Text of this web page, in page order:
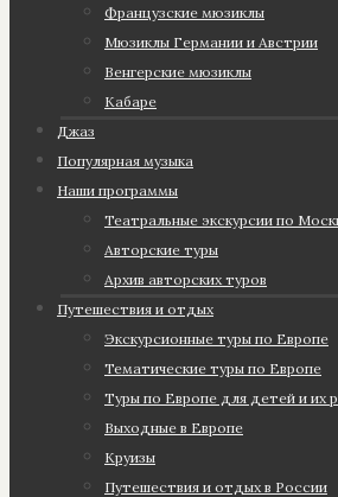
Французские мюзиклы
Мюзиклы Германии и Австрии
Венгерские мюзиклы
Кабаре
Джаз
Популярная музыка
Наши программы
Театральные экскурсии по
Авторские туры
Архив авторских туров
Путешествия и отдых
Экскурсионные туры по Европе
Тематические туры по Европе
Туры по Европе для детей и их
Выходные в Европе
Круизы
Путешествия и отдых в России